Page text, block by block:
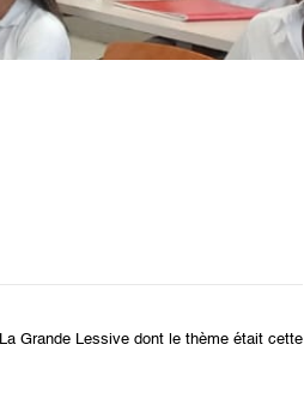
La Grande Lessive dont le thème était cette